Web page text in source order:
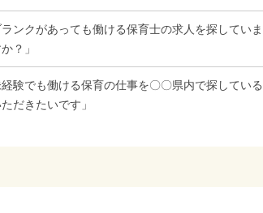
ランクがあっても働ける保育士の求人を探してい
？」
経験でも働ける保育の仕事を〇〇県内で探してい
だきたいです」